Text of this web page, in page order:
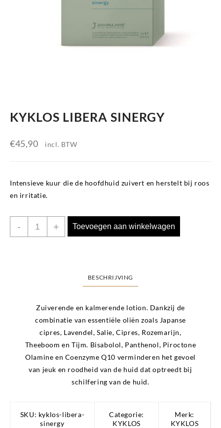
KYKLOS LIBERA SINERGY
€45,90 incl. BTW
Intensieve kuur die de hoofdhuid zuivert en herstelt bij roos
en irritatie.
-
KYKLOS
LIBERA
+ Toevoegen aan winkelwagen
BESCHRIJVING
Zuiverende en kalmerende lotion. Dankzij de
combinatie van essentiële oliën zoals Japanse
cipres, Lavendel, Salie, Cipres, Rozemarijn,
Theeboom en Tijm. Bisabolol, Panthenol, Piroctone
Olamine en Coenzyme Q10 verminderen het gevoel
van jeuk en roodheid van de huid dat optreedt bij
schilfering van de huid.
SKU: kyklos-libera-
sinergy
Categorie:
KYKLOS
Merk:
KYKLOS